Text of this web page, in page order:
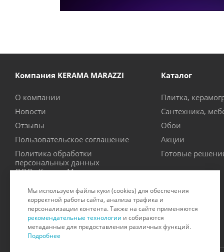
Компания KERAMA MARAZZI
О компании
Новости
Отзывы
Пользовательское соглашение
Политика обработки
персональных данных
ООО «Керама Марацци»
Производители
Сертификаты на продукцию
Каталог
Плитка,
Сантехника,
Обои
Акции
Готовые
Мы используем файлы куки (cookies) для обеспечения
корректной работы сайта, анализа трафика и
персонализации контента. Также на сайте применяются
рекомендательные технологии и собираются
метаданные для предоставления различных функций.
Подробнее